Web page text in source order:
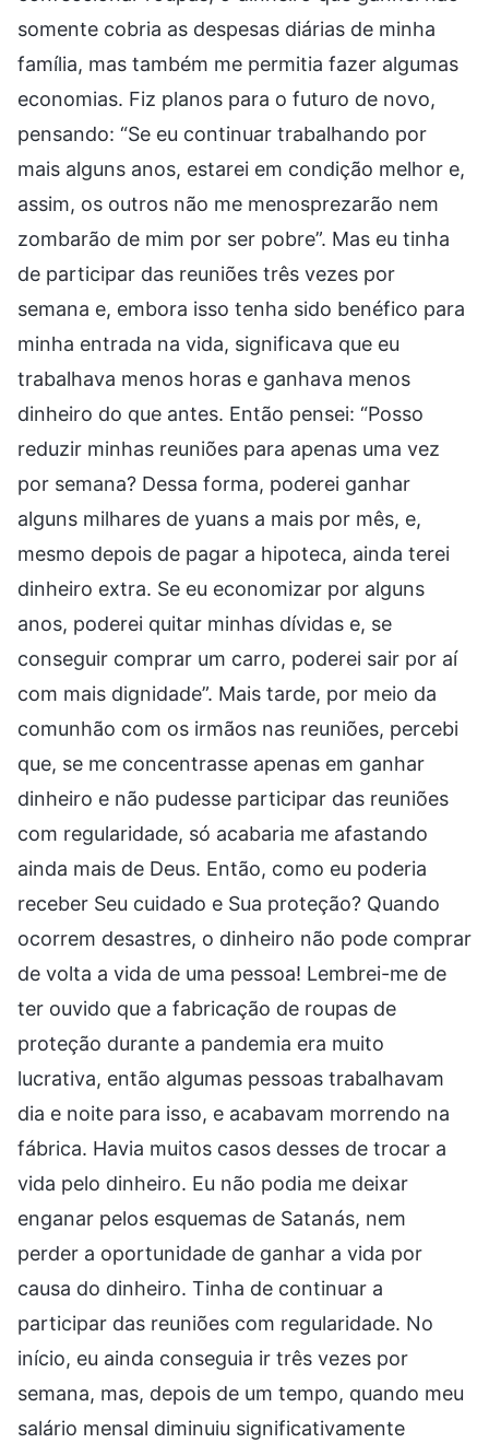
somente cobria as despesas diárias de minha
família, mas também me permitia fazer algumas
economias. Fiz planos para o futuro de novo,
pensando: “Se eu continuar trabalhando por
mais alguns anos, estarei em condição melhor e,
assim, os outros não me menosprezarão nem
zombarão de mim por ser pobre”. Mas eu tinha
de participar das reuniões três vezes por
semana e, embora isso tenha sido benéfico para
minha entrada na vida, significava que eu
trabalhava menos horas e ganhava menos
dinheiro do que antes. Então pensei: “Posso
reduzir minhas reuniões para apenas uma vez
por semana? Dessa forma, poderei ganhar
alguns milhares de yuans a mais por mês, e,
mesmo depois de pagar a hipoteca, ainda terei
dinheiro extra. Se eu economizar por alguns
anos, poderei quitar minhas dívidas e, se
conseguir comprar um carro, poderei sair por aí
com mais dignidade”. Mais tarde, por meio da
comunhão com os irmãos nas reuniões, percebi
que, se me concentrasse apenas em ganhar
dinheiro e não pudesse participar das reuniões
com regularidade, só acabaria me afastando
ainda mais de Deus. Então, como eu poderia
receber Seu cuidado e Sua proteção? Quando
ocorrem desastres, o dinheiro não pode comprar
de volta a vida de uma pessoa! Lembrei-me de
ter ouvido que a fabricação de roupas de
proteção durante a pandemia era muito
lucrativa, então algumas pessoas trabalhavam
dia e noite para isso, e acabavam morrendo na
fábrica. Havia muitos casos desses de trocar a
vida pelo dinheiro. Eu não podia me deixar
enganar pelos esquemas de Satanás, nem
perder a oportunidade de ganhar a vida por
causa do dinheiro. Tinha de continuar a
participar das reuniões com regularidade. No
início, eu ainda conseguia ir três vezes por
semana, mas, depois de um tempo, quando meu
salário mensal diminuiu significativamente